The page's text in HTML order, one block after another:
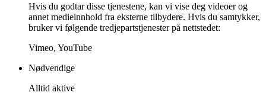
Hvis du godtar disse tjenestene, kan vi vise deg videoer og
annet medieinnhold fra eksterne tilbydere. Hvis du samtykker,
bruker vi følgende tredjepartstjenester på nettstedet:
Vimeo, YouTube
Nødvendige
Alltid aktive